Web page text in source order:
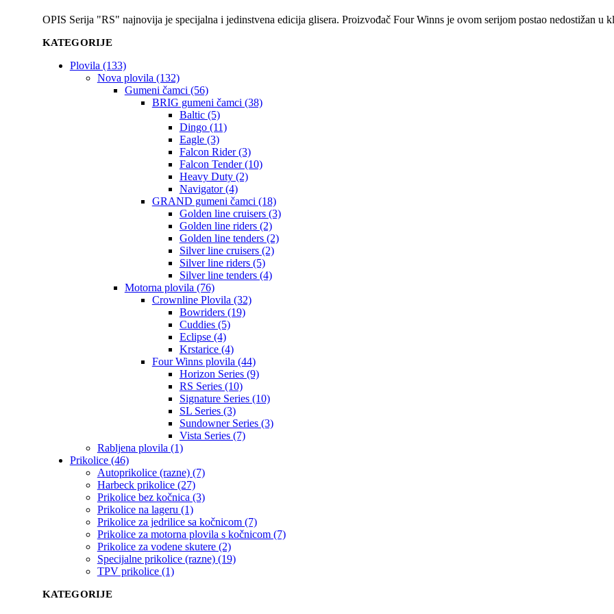
OPIS Serija "RS" najnovija je specijalna i jedinstvena edicija glisera. Proizvođač Four Winns je ovom serijom postao nedostižan u
KATEGORIJE
Plovila (133)
Nova plovila (132)
Gumeni čamci (56)
BRIG gumeni čamci (38)
Baltic (5)
Dingo (11)
Eagle (3)
Falcon Rider (3)
Falcon Tender (10)
Heavy Duty (2)
Navigator (4)
GRAND gumeni čamci (18)
Golden line cruisers (3)
Golden line riders (2)
Golden line tenders (2)
Silver line cruisers (2)
Silver line riders (5)
Silver line tenders (4)
Motorna plovila (76)
Crownline Plovila (32)
Bowriders (19)
Cuddies (5)
Eclipse (4)
Krstarice (4)
Four Winns plovila (44)
Horizon Series (9)
RS Series (10)
Signature Series (10)
SL Series (3)
Sundowner Series (3)
Vista Series (7)
Rabljena plovila (1)
Prikolice (46)
Autoprikolice (razne) (7)
Harbeck prikolice (27)
Prikolice bez kočnica (3)
Prikolice na lageru (1)
Prikolice za jedrilice sa kočnicom (7)
Prikolice za motorna plovila s kočnicom (7)
Prikolice za vodene skutere (2)
Specijalne prikolice (razne) (19)
TPV prikolice (1)
KATEGORIJE